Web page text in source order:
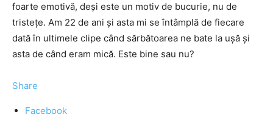
foarte emotivă, deşi este un motiv de bucurie, nu de
tristeţe. Am 22 de ani şi asta mi se întâmplă de fiecare
dată în ultimele clipe când sărbătoarea ne bate la uşă şi
asta de când eram mică. Este bine sau nu?
Share
Facebook